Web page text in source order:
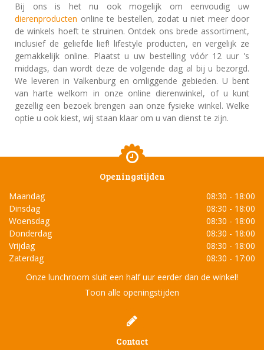
Bij ons is het nu ook mogelijk om eenvoudig uw
dierenproducten online te bestellen, zodat u niet meer door
de winkels hoeft te struinen. Ontdek ons brede assortiment,
inclusief de geliefde lief! lifestyle producten, en vergelijk ze
gemakkelijk online. Plaatst u uw bestelling vóór 12 uur 's
middags, dan wordt deze de volgende dag al bij u bezorgd.
We leveren in Valkenburg en omliggende gebieden. U bent
van harte welkom in onze online dierenwinkel, of u kunt
gezellig een bezoek brengen aan onze fysieke winkel. Welke
optie u ook kiest, wij staan klaar om u van dienst te zijn.
Openingstijden
Maandag
08:30 - 18:00
Dinsdag
08:30 - 18:00
Woensdag
08:30 - 18:00
Donderdag
08:30 - 18:00
Vrijdag
08:30 - 18:00
Zaterdag
08:30 - 17:00
Onze lunchroom sluit een half uur eerder dan de winkel!
Toon alle openingstijden
Contact